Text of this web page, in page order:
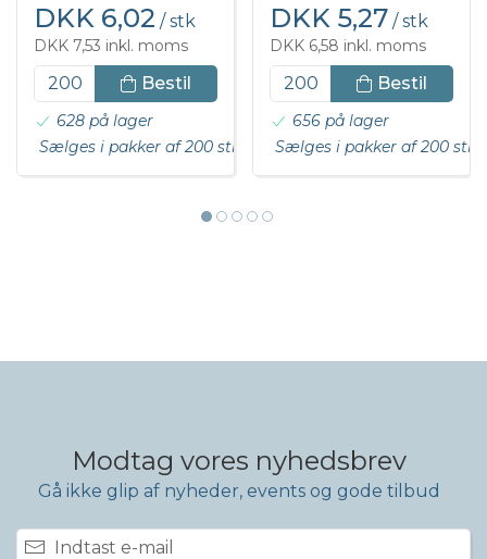
DKK 6,02 / stk
DKK 7,53 inkl. moms
Bestil
628 på lager
Sælges i pakker af 200 stk
DKK 5,27 / stk
DKK 6,58 inkl. moms
Bestil
656 på lager
Sælges i pakker af 200 stk
Modtag vores nyhedsbrev
Gå ikke glip af nyheder, events og gode tilbud